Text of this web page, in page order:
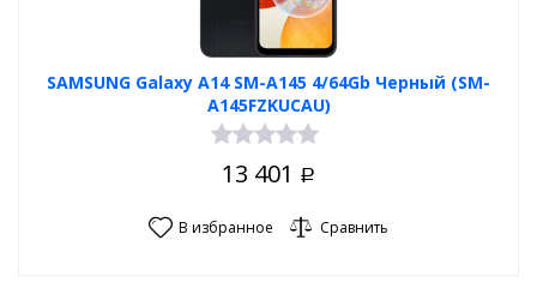
SAMSUNG Galaxy A14 SM-A145 4/64Gb Черный (SM-
A145FZKUCAU)
13 401 Р
В избранное Сравнить